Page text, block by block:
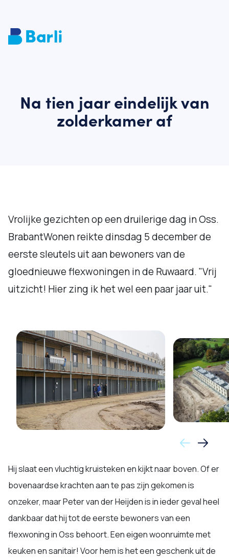
Na tien jaar eindelijk van
zolderkamer af
Vrolijke gezichten op een druilerige dag in Oss.
BrabantWonen reikte dinsdag 5 december de
eerste sleutels uit aan bewoners van de
gloednieuwe flexwoningen in de Ruwaard. "Vrij
uitzicht! Hier zing ik het wel een paar jaar uit."
Hij slaat een vluchtig kruisteken en kijkt naar boven. Of er
bovenaardse krachten aan te pas zijn gekomen is
onzeker, maar Peter van der Heijden is in ieder geval heel
dankbaar dat hij tot de eerste bewoners van een
flexwoning in Oss behoort. Een eigen woonruimte met
keuken en sanitair! Voor hem is het een geschenk uit de